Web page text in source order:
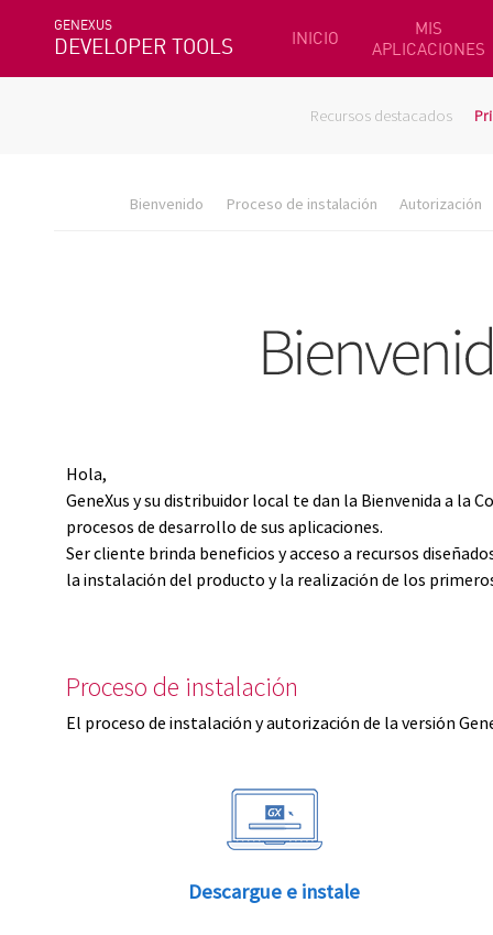
GENEXUS
DEVELOPER TOOLS INICIO
MIS
APLICACIONES
Recursos destacados
Bienvenido Proceso de instalación Autorización
Hola,
GeneXus y su distribuidor local te dan la Bienvenida a la
procesos de desarrollo de sus aplicaciones.
Ser cliente brinda beneficios y acceso a recursos
la instalación del producto y la realización de los
Proceso de instalación
El proceso de instalación y autorización de la versión
Descargue e instale